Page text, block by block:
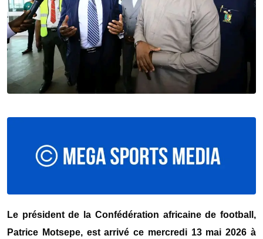
Le président de la Confédération africaine de football,
Patrice Motsepe, est arrivé ce mercredi 13 mai 2026 à